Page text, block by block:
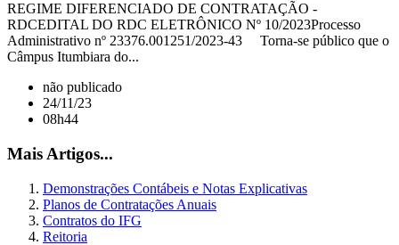
REGIME DIFERENCIADO DE CONTRATAÇÃO -
RDCEDITAL DO RDC ELETRÔNICO Nº 10/2023Processo
Administrativo nº 23376.001251/2023-43 Torna-se público que o
Câmpus Itumbiara do...
não publicado
24/11/23
08h44
Mais Artigos...
Demonstrações Contábeis e Notas Explicativas
Planos de Contratações Anuais
Contratos do IFG
Reitoria